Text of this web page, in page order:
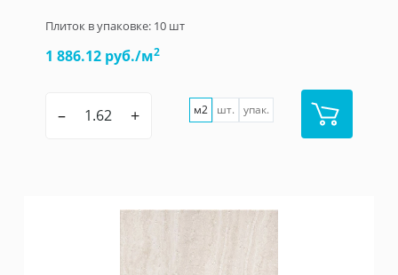
Плиток в упаковке: 10 шт
1 886.12 руб./м2
– + м2 шт. упак.